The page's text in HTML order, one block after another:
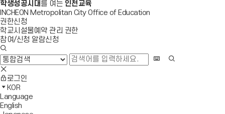
학생성공시대 를 여는 인천교육
INCHEON Metropolitan City Office of Education
권한신청
학교시설물예약 관리 권한
참여/신청 알람신청
검
색
창
열
기
검
검
색
영
역
닫
사
이
트
맵
모
바
일
메
전
체
메
뉴
로그인
KOR
Language
English